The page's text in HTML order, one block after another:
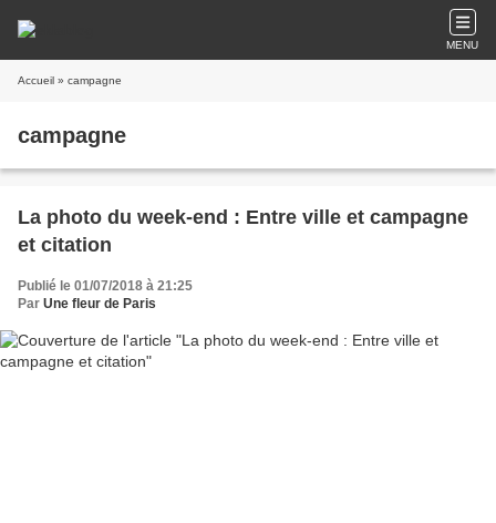
MENU
Accueil » campagne
campagne
La photo du week-end : Entre ville et campagne
et citation
Publié le 01/07/2018 à 21:25
Par Une fleur de Paris